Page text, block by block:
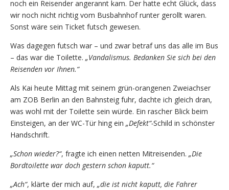
noch ein Reisender angerannt kam. Der hatte echt Glück, dass
wir noch nicht richtig vom Busbahnhof runter gerollt waren.
Sonst wäre sein Ticket futsch gewesen.
Was dagegen futsch war – und zwar betraf uns das alle im Bus
– das war die Toilette. „Vandalismus. Bedanken Sie sich bei den
Reisenden vor Ihnen.“
Als Kai heute Mittag mit seinem grün-orangenen Zweiachser
am ZOB Berlin an den Bahnsteig fuhr, dachte ich gleich dran,
was wohl mit der Toilette sein würde. Ein rascher Blick beim
Einsteigen, an der WC-Tür hing ein „Defekt“-Schild in schönster
Handschrift.
„Schon wieder?“, fragte ich einen netten Mitreisenden. „Die
Bordtoilette war doch gestern schon kaputt.“
„Ach“, klärte der mich auf, „die ist nicht kaputt, die Fahrer